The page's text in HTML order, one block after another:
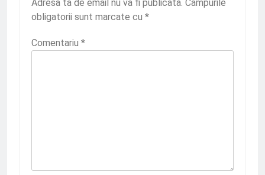
Adresa ta de email nu va fi publicată. Câmpurile
obligatorii sunt marcate cu *
Comentariu *